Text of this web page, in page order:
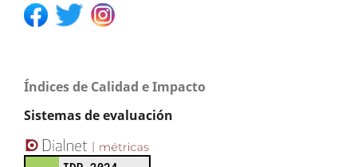
Índices de Calidad e Impacto
Sistemas de evaluación